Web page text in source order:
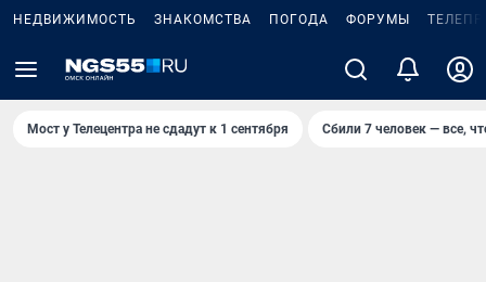
НЕДВИЖИМОСТЬ ЗНАКОМСТВА ПОГОДА ФОРУМЫ
Мост у Телецентра не сдадут к 1 сентября Сбили 7 человек — все,